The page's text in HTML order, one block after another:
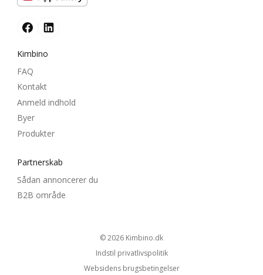
Kimbino
FAQ
Kontakt
Anmeld indhold
Byer
Produkter
Partnerskab
Sådan annoncerer du
B2B område
© 2026
kimbino.dk
Indstil privatlivspolitik
Websidens brugsbetingelser